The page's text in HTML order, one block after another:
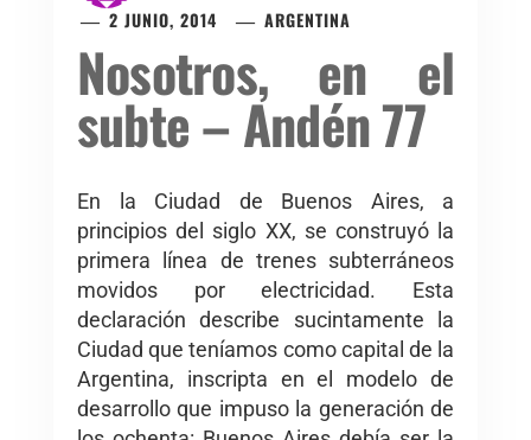
2 JUNIO, 2014
ARGENTINA
Nosotros, en el
subte – Andén 77
En la Ciudad de Buenos Aires, a
principios del siglo XX, se construyó la
primera línea de trenes subterráneos
movidos por electricidad. Esta
declaración describe sucintamente la
Ciudad que teníamos como capital de la
Argentina, inscripta en el modelo de
desarrollo que impuso la generación de